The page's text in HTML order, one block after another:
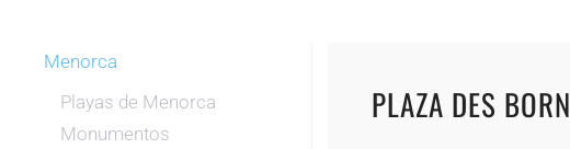
Menorca
Playas de Menorca
Monumentos
PLAZA DES BORN